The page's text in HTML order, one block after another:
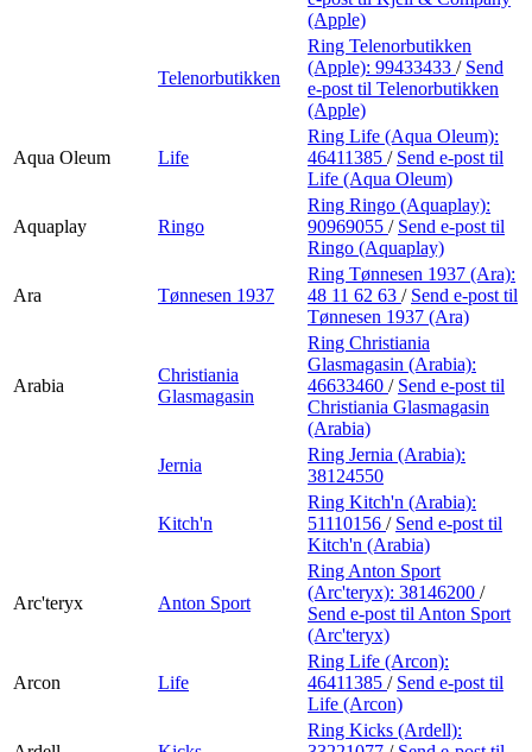
(Apple)
Telenorbutikken
Ring Telenorbutikken
(Apple): 99433433 / Send
e-post til Telenorbutikken
(Apple)
Aqua Oleum Life
Ring Life (Aqua Oleum):
46411385 / Send e-post til
Life (Aqua Oleum)
Aquaplay Ringo
Ring Ringo (Aquaplay):
90969055 / Send e-post til
Ringo (Aquaplay)
Ara Tønnesen 1937
Ring Tønnesen 1937 (Ara):
48 11 62 63 / Send e-post til
Tønnesen 1937 (Ara)
Arabia
Christiania
Glasmagasin
Ring Christiania
Glasmagasin (Arabia):
46633460 / Send e-post til
Christiania Glasmagasin
(Arabia)
Jernia
Ring Jernia (Arabia):
38124550
Kitch'n
Ring Kitch'n (Arabia):
51110156 / Send e-post til
Kitch'n (Arabia)
Arc'teryx Anton Sport
Ring Anton Sport
(Arc'teryx): 38146200 /
Send e-post til Anton Sport
(Arc'teryx)
Arcon Life
Ring Life (Arcon):
46411385 / Send e-post til
Life (Arcon)
Ring Kicks (Ardell):